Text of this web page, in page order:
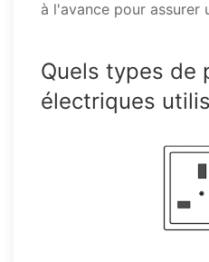
à l'avance pour assurer
Quels types de
électriques